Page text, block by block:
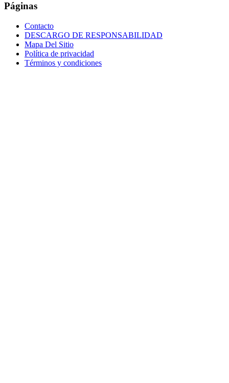
Páginas
Contacto
DESCARGO DE RESPONSABILIDAD
Mapa Del Sitio
Política de privacidad
Términos y condiciones